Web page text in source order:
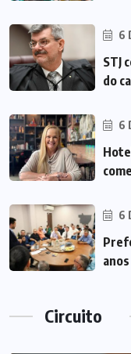
6
STJ
do
6
6
Circuito